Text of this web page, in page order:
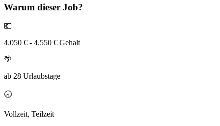
Warum dieser Job?
💶
4.050 € - 4.550 € Gehalt
🌴
ab 28 Urlaubstage
🕣
Vollzeit, Teilzeit